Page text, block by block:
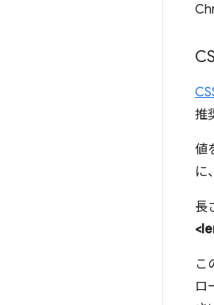
推
値
に
長
こ
ロ